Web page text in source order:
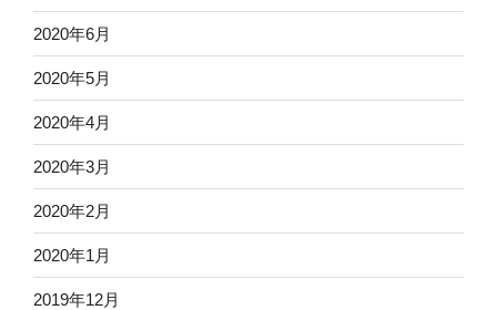
2020年6月
2020年5月
2020年4月
2020年3月
2020年2月
2020年1月
2019年12月